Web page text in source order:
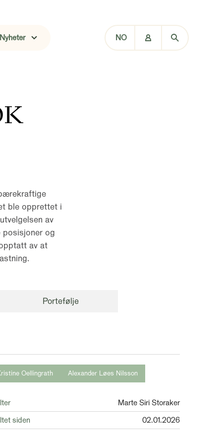
Nyheter NO
ble opprettet i
av
posisjoner og
av at
Portefølje
Oellingrath Alexander Løes Nilsson
Marte Siri Storaker
siden
02.01.2026